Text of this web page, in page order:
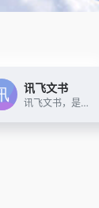
讯飞文书
讯飞文书，是基于讯飞星火大模型进行文书数据定制训练，面向文书写作群体推出的一款AI材料写作平台。 提供素材筹备、稿件撰写、审稿核稿全流程的功能辅助，为材料撰稿人进行写作提效；持续探索事务性工作场景下的高频诉求， 推出录音智记、以稿写稿等功能，致力于让相关人群大幅节约精力，工作更高效，生活更美好